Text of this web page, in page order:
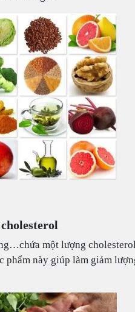
một lượng
phẩm này giúp làm giảm